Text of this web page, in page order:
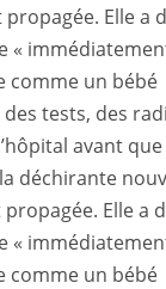
des tests, des
avant
déchirante
propagée. Elle a
«
comme un bébé